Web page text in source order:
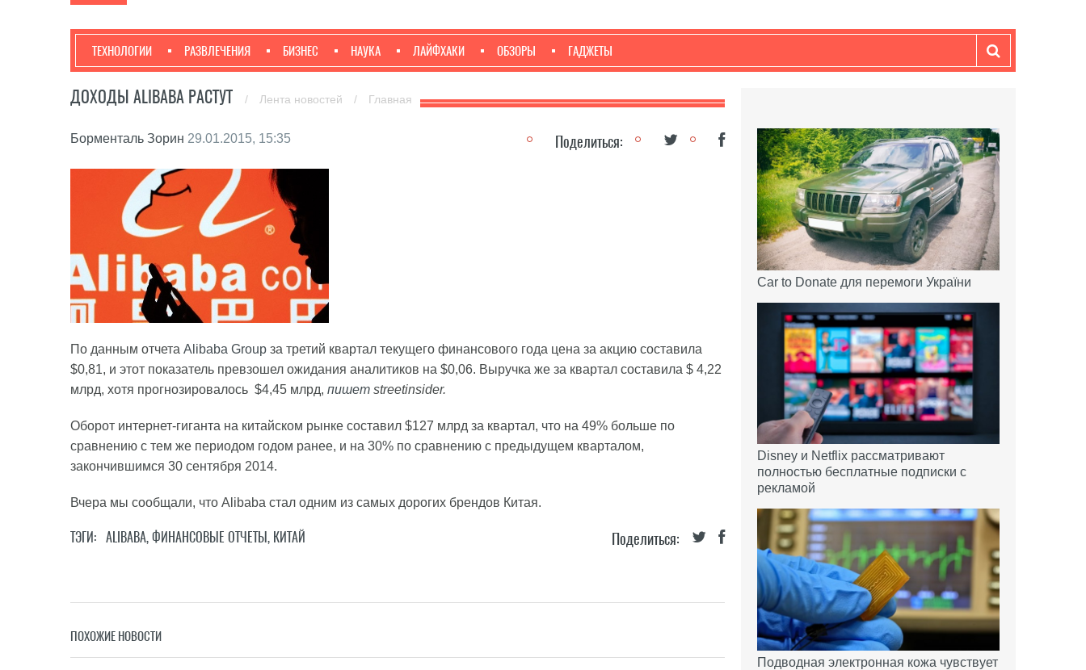
ТЕХНОЛОГИИ РАЗВЛЕЧЕНИЯ БИЗНЕС НАУКА ЛАЙФХАКИ ОБЗОРЫ ГАДЖЕТЫ
ДОХОДЫ ALIBABA РАСТУТ / Лента новостей / Главная
Борменталь Зорин 29.01.2015, 15:35 Поделиться:
По данным отчета Alibaba Group за третий квартал текущего финансового года цена за акцию составила
$0,81, и этот показатель превзошел ожидания аналитиков на $0,06. Выручка же за квартал составила $ 4,22
млрд, хотя прогнозировалось $4,45 млрд, пишет streetinsider.
Оборот интернет-гиганта на китайском рынке составил $127 млрд за квартал, что на 49% больше по
сравнению с тем же периодом годом ранее, и на 30% по сравнению с предыдущем кварталом,
закончившимся 30 сентября 2014.
Вчера мы сообщали, что Alibaba стал одним из самых дорогих брендов Китая.
Поделиться:
ТЭГИ: ALIBABA,ФИНАНСОВЫЕ ОТЧЕТЫ, КИТАЙ
ПОХОЖИЕ НОВОСТИ
Car to Donate для перемоги України
Disney и Netflix рассматривают
полностью бесплатные подписки с
рекламой
Подводная электронная кожа чувствует